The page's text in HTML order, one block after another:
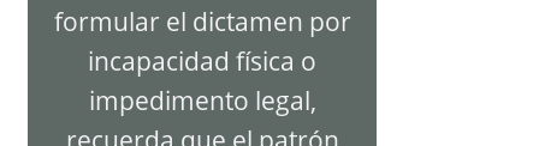
formular el dictamen por
incapacidad física o
impedimento legal,